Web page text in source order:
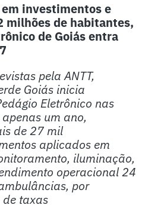
investimentos e
milhões de habitantes,
de Goiás entra
pela ANTT,
Goiás inicia
Eletrônico nas
um ano,
de 27 mil
aplicados em
iluminação,
operacional 24
por
de taxas